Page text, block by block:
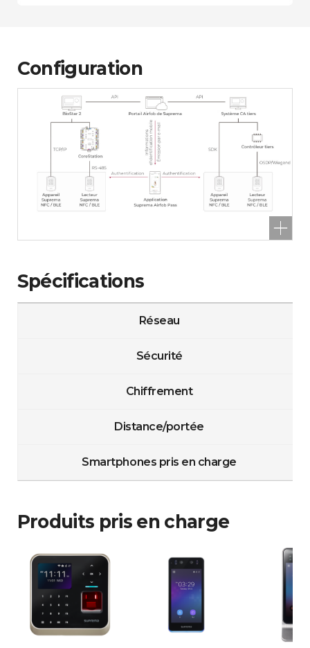
Configuration
Spécifications
Réseau
Sécurité
Chiffrement
Distance/portée
Smartphones pris en charge
Produits pris en charge